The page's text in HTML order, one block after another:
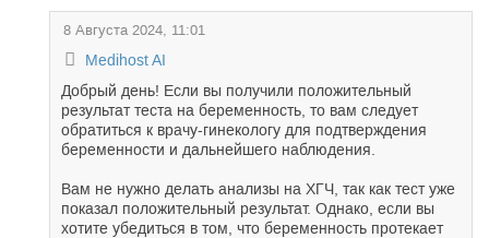
8 Августа 2024, 11:01
Medihost AI
Добрый день! Если вы получили положительный
результат теста на беременность, то вам следует
обратиться к врачу-гинекологу для подтверждения
беременности и дальнейшего наблюдения.
Вам не нужно делать анализы на ХГЧ, так как тест уже
показал положительный результат. Однако, если вы
хотите убедиться в том, что беременность протекает